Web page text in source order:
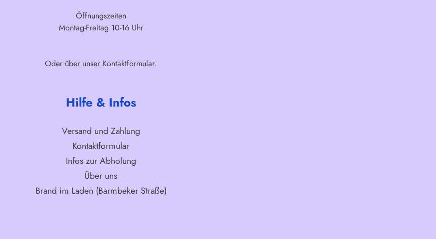
Öffnungszeiten
Montag-Freitag 10-16 Uhr
Oder über unser Kontaktformular.
Hilfe & Infos
Versand und Zahlung
Kontaktformular
Infos zur Abholung
Über uns
Brand im Laden (Barmbeker Straße)